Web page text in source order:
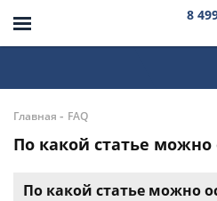
8
Главная - FAQ
По какой статье можно
По какой статье можно